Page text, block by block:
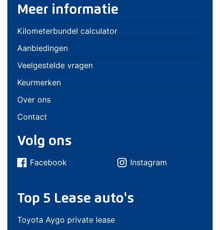
Meer informatie
Kilometerbundel calculator
Aanbiedingen
Veelgestelde vragen
Keurmerken
Over ons
Contact
Volg ons
Facebook Instagram
Top 5 Lease auto's
Toyota Aygo private lease